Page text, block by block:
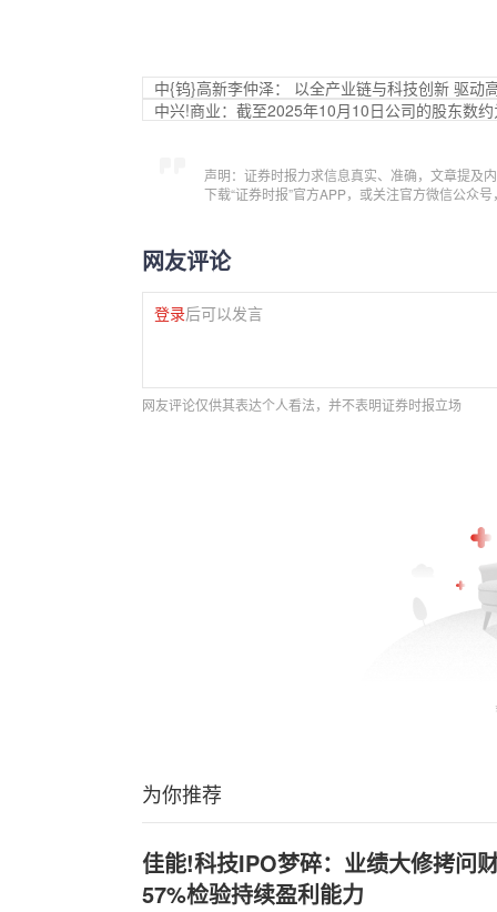
中{钨}高新李仲泽： 以全产业链与科技创新 驱动
中兴!商业：截至2025年10月10日公司的股东数
声明：证券时报力求信息真实、准确，文章提及
下载“证券时报”官方APP，或关注官方微信公众
网友评论
登录后可以发言
网友评论仅供其表达个人看法，并不表明证券时报立场
为你推荐
佳能!科技IPO梦碎：业绩大修拷问
57%检验持续盈利能力